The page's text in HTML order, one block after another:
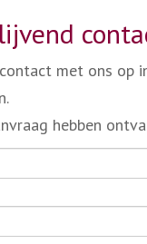
met ons op
hebben